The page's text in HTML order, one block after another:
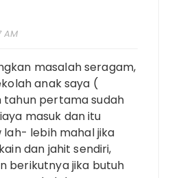
AM
masalah seragam,
anak saya (
tahun pertama sudah
masuk dan itu
lah- lebih mahal jika
dan jahit sendiri,
berikutnya jika butuh